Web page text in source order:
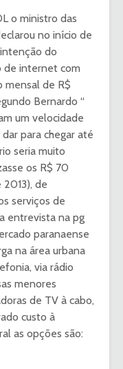
o ministro das
no início de
do
de internet com
mensal de R$
Bernardo “
um velocidade
para chegar até
seria muito
os R$ 70
de
serviços de
entrevista na pg
paranaense
na área urbana
via rádio
menores
de TV à cabo,
custo à
as opções são: